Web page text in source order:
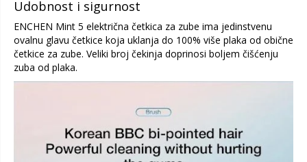
Udobnost i sigurnost
ENCHEN Mint 5 električna četkica za zube ima jedinstvenu
ovalnu glavu četkice koja uklanja do 100% više plaka od obične
četkice za zube. Veliki broj čekinja doprinosi boljem čišćenju
zuba od plaka.